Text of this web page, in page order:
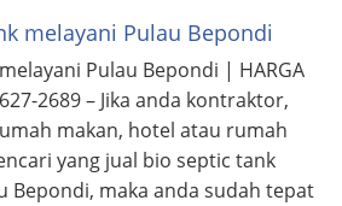
melayani Pulau Bepondi
Pulau Bepondi | HARGA
2689 – Jika anda kontraktor,
makan, hotel atau rumah
yang jual bio septic tank
Bepondi, maka anda sudah tepat